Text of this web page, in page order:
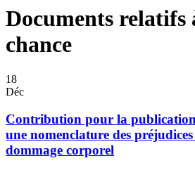
Documents relatifs
chance
18
Déc
Contribution pour la
une nomenclature des
dommage corporel